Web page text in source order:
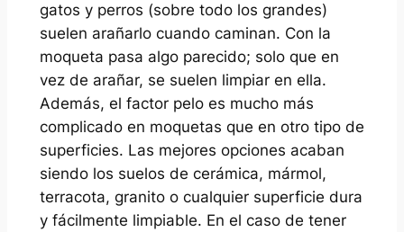
gatos y perros (sobre todo los grandes)
suelen arañarlo cuando caminan. Con la
moqueta pasa algo parecido; solo que en
vez de arañar, se suelen limpiar en ella.
Además, el factor pelo es mucho más
complicado en moquetas que en otro tipo de
superficies. Las mejores opciones acaban
siendo los suelos de cerámica, mármol,
terracota, granito o cualquier superficie dura
y fácilmente limpiable. En el caso de tener